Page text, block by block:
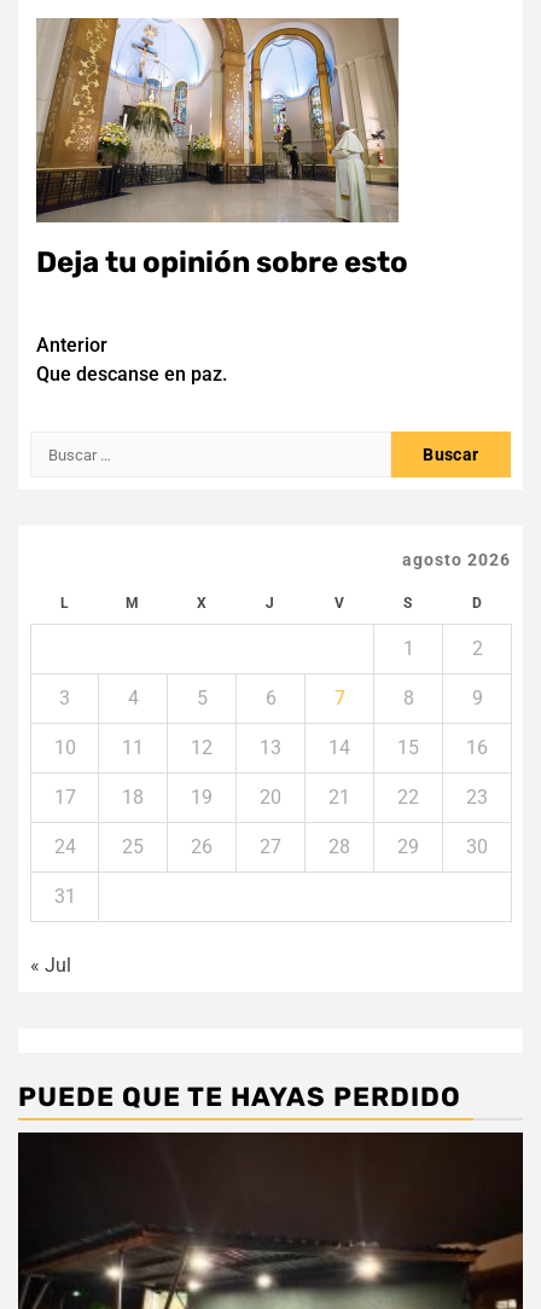
Deja tu opinión sobre esto
Navegación
de
Anterior
Que descanse en paz.
Buscar:
agosto 2026
L M X J V S D
1 2
3 4 5 6 7 8 9
10 11 12 13 14 15 16
17 18 19 20 21 22 23
24 25 26 27 28 29 30
31
« Jul
PUEDE QUE TE HAYAS PERDIDO